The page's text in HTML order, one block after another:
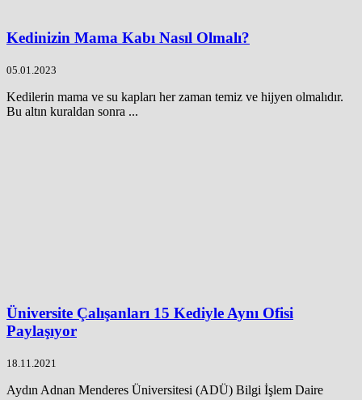
Kedinizin Mama Kabı Nasıl Olmalı?
05.01.2023
Kedilerin mama ve su kapları her zaman temiz ve hijyen olmalıdır.
Bu altın kuraldan sonra ...
Üniversite Çalışanları 15 Kediyle Aynı Ofisi
Paylaşıyor
18.11.2021
Aydın Adnan Menderes Üniversitesi (ADÜ) Bilgi İşlem Daire